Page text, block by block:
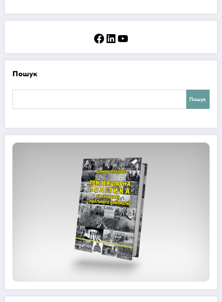
Facebook
LinkedIn
YouTube
Пошук
Пошук